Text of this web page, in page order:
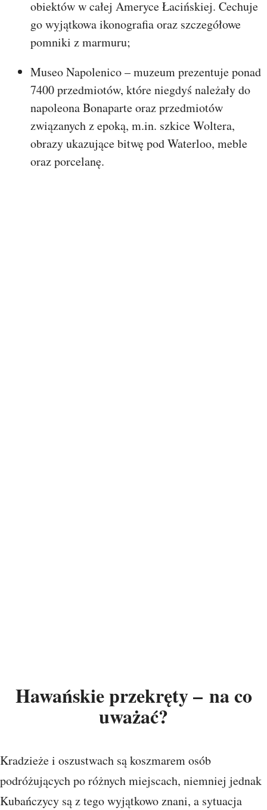
obiektów w całej Ameryce Łacińskiej. Cechuje
go wyjątkowa ikonografia oraz szczegółowe
pomniki z marmuru;
Museo Napolenico – muzeum prezentuje ponad
7400 przedmiotów, które niegdyś należały do
napoleona Bonaparte oraz przedmiotów
związanych z epoką, m.in. szkice Woltera,
obrazy ukazujące bitwę pod Waterloo, meble
oraz porcelanę.
Hawańskie przekręty – na co
uważać?
Kradzieże i oszustwach są koszmarem osób
podróżujących po różnych miejscach, niemniej jednak
Kubańczycy są z tego wyjątkowo znani, a sytuacja